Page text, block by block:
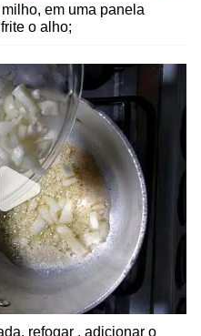
em uma panela
o alho;
refogar , adicionar o